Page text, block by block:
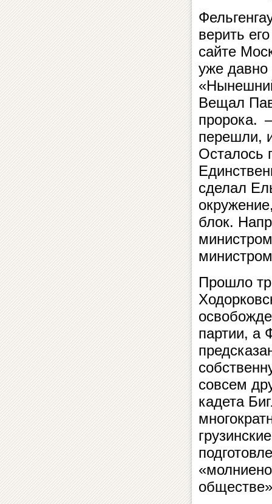
верить
сайте
уже
Вещал
пророка.
перешли,
Осталось
сделал
блок.
Прошло
партии, а
совсем
кадета